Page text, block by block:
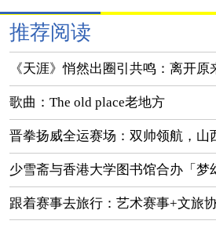
推荐阅读
《天涯》悄然出圈引共鸣：离开原
歌曲：The old place老地方
晋拳扬威全运赛场：双帅领航，山
佳绩
少雪斋与香港大学图书馆合办「梦
美之境」展览
跟着赛事去旅行：艺术赛事+文旅